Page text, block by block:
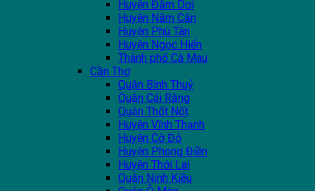
Huyện Đầm Dơi
Huyện Năm Căn
Huyện Phú Tân
Huyện Ngọc Hiển
Thành phố Cà Mau
Cần Thơ
Quận Bình Thuỷ
Quận Cái Răng
Quận Thốt Nốt
Huyện Vĩnh Thạnh
Huyện Cờ Đỏ
Huyện Phong Điền
Huyện Thới Lai
Quận Ninh Kiều